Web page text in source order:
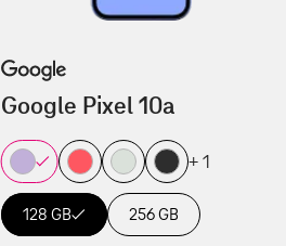
Google Pixel 10a
+ 1
128 GB 256 GB